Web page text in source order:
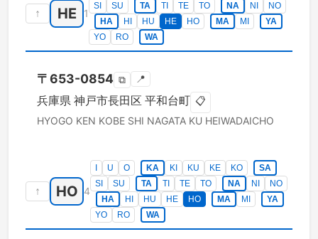
↑ HE 1
SI
SU TA TI TE TO NA NI
NO
HA
HI HU HE HO MA MI
YA
YO
RO WA
〒653-0854 ⧉ 📍
兵庫県 神戸市長田区 平和台町 📋
HYOGO KEN KOBE SHI NAGATA KU HEIWADAICHO
↑ HO 4
U O KA KI KU KE KO
SA
SI
SU TA TI TE TO NA NI
NO
HA
HI HU HE HO MA MI
YA
YO
RO WA